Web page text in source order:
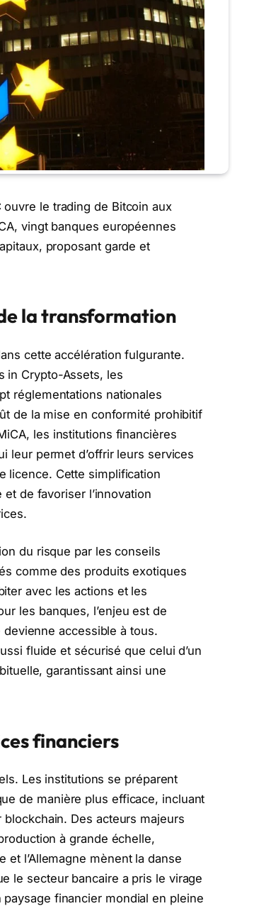
ouvre le trading de Bitcoin aux
vingt banques européennes
proposant garde et
la transformation
cette accélération fulgurante.
in Crypto-Assets, les
réglementations nationales
de la mise en conformité prohibitif
les institutions financières
leur permet d’offrir leurs services
licence. Cette simplification
de favoriser l’innovation
du risque par les conseils
comme des produits exotiques
avec les actions et les
les banques, l’enjeu est de
devienne accessible à tous.
fluide et sécurisé que celui d’un
garantissant ainsi une
financiers
Les institutions se préparent
de manière plus efficace, incluant
Des acteurs majeurs
à grande échelle,
et l’Allemagne mènent la danse
le secteur bancaire a pris le virage
financier mondial en pleine